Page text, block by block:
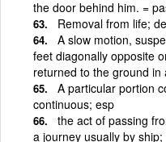
the door behind him. =
Removal from life;
A slow motion,
feet diagonally opposite
returned to the ground in
A particular portion
continuous; esp
the act of passing
a journey usually by